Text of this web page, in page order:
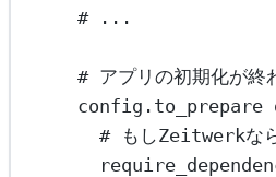
# ...
# アプリの初期化が終
config. to_prepare
# もしZeitwerkな